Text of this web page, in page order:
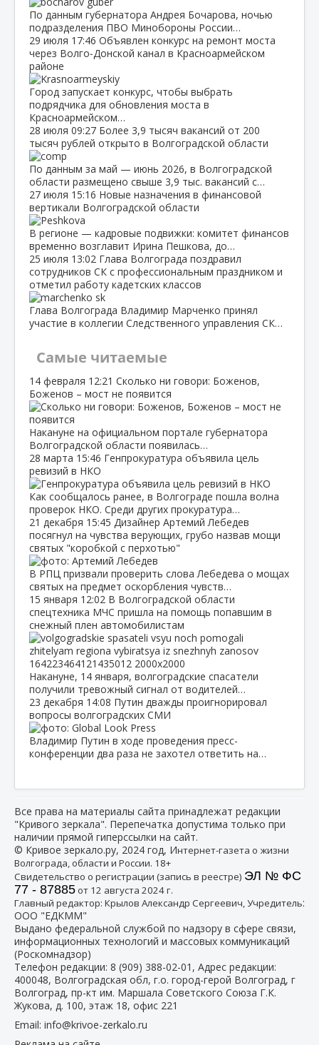
По данным губернатора Андрея Бочарова, ночью
подразделения ПВО Минобороны России…
29 июля 17:46 Объявлен конкурс на ремонт моста
через Волго‑Донской канал в Красноармейском
районе
Город запускает конкурс, чтобы выбрать
подрядчика для обновления моста в
Красноармейском…
28 июля 09:27 Более 3,9 тысяч вакансий от 200
тысяч рублей открыто в Волгоградской области
По данным за май — июнь 2026, в Волгоградской
области размещено свыше 3,9 тыс. вакансий с…
27 июля 15:16 Новые назначения в финансовой
вертикали Волгоградской области
В регионе — кадровые подвижки: комитет финансов
временно возглавит Ирина Пешкова, до…
25 июля 13:02 Глава Волгограда поздравил
сотрудников СК с профессиональным праздником и
отметил работу кадетских классов
Глава Волгограда Владимир Марченко принял
участие в коллегии Следственного управления СК…
Самые читаемые
14 февраля 12:21 Сколько ни говори: Боженов,
Боженов – мост не появится
Накануне на официальном портале губернатора
Волгоградской области появилась…
28 марта 15:46 Генпрокуратура объявила цель
ревизий в НКО
Как сообщалось ранее, в Волгограде пошла волна
проверок НКО. Среди других прокуратура…
21 декабря 15:45 Дизайнер Артемий Лебедев
посягнул на чувства верующих, грубо назвав мощи
святых "коробкой с перхотью"
В РПЦ призвали проверить слова Лебедева о мощах
святых на предмет оскорбления чувств…
15 января 12:02 В Волгоградской области
спецтехника МЧС пришла на помощь попавшим в
снежный плен автомобилистам
Накануне, 14 января, волгоградские спасатели
получили тревожный сигнал от водителей…
23 декабря 14:08 Путин дважды проигнорировал
вопросы волгоградских СМИ
Владимир Путин в ходе проведения пресс-
конференции два раза не захотел ответить на…
Все права на материалы сайта принадлежат редакции
"Кривого зеркала". Перепечатка допустима только при
наличии прямой гиперссылки на сайт.
© Кривое зеркало.ру, 2024 год, Интернет-газета о жизни
Волгограда, области и России. 18+
Свидетельство о регистрации (запись в реестре) ЭЛ № ФС
77 - 87885от 12 августа 2024 г.
Главный редактор: Крылов Александр Сергеевич, Учредитель:
ООО "ЕДКММ"
Выдано федеральной службой по надзору в сфере связи,
информационных технологий и массовых коммуникаций
(Роскомнадзор)
Телефон редакции: 8 (909) 388-02-01 , Адрес редакции:
400048, Волгоградская обл, г.о. город-герой Волгоград, г
Волгоград, пр-кт им. Маршала Советского Союза Г.К.
Жукова, д. 100, этаж 18, офис 221
Email: info@krivoe-zerkalo.ru